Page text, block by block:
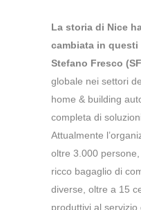
La storia di Nice
cambiata in questi
Stefano Fresco
globale nei settori
home & building
completa di
Attualmente
oltre 3.000 persone,
ricco bagaglio di
diverse, oltre a 15
produttivi al